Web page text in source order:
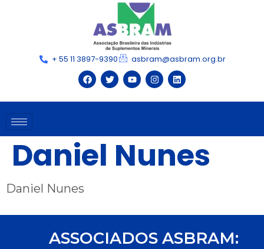
+ 55 11 3897-9390 asbram@asbram.org.br
Daniel Nunes
Daniel Nunes
ASSOCIADOS ASBRAM: